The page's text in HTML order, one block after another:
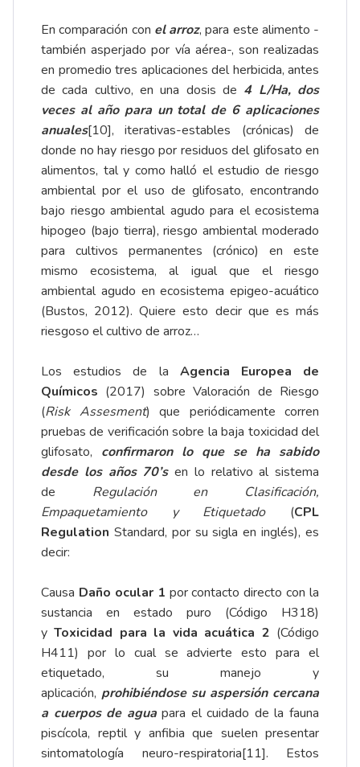
En comparación con el arroz, para este alimento -
también asperjado por vía aérea-, son realizadas
en promedio tres aplicaciones del herbicida, antes
de cada cultivo, en una dosis de 4 L/Ha, dos
veces al año para un total de 6 aplicaciones
anuales[10], iterativas-estables (crónicas) de
donde no hay riesgo por residuos del glifosato en
alimentos, tal y como halló el estudio de riesgo
ambiental por el uso de glifosato, encontrando
bajo riesgo ambiental agudo para el ecosistema
hipogeo (bajo tierra), riesgo ambiental moderado
para cultivos permanentes (crónico) en este
mismo ecosistema, al igual que el riesgo
ambiental agudo en ecosistema epigeo-acuático
(Bustos, 2012). Quiere esto decir que es más
riesgoso el cultivo de arroz…
Los estudios de la Agencia Europea de
Químicos (2017) sobre Valoración de Riesgo
(Risk Assesment) que periódicamente corren
pruebas de verificación sobre la baja toxicidad del
glifosato, confirmaron lo que se ha sabido
desde los años 70’sen lo relativo al sistema
de Regulación en Clasificación,
Empaquetamiento y Etiquetado(CPL
Regulation Standard, por su sigla en inglés), es
decir:
Causa Daño ocular 1 por contacto directo con la
sustancia en estado puro (Código H318)
yToxicidad para la vida acuática 2 (Código
H411) por lo cual se advierte esto para el
etiquetado, su manejo y
aplicación, prohibiéndose su aspersión cercana
a cuerpos de aguapara el cuidado de la fauna
piscícola, reptil y anfibia que suelen presentar
sintomatología neuro-respiratoria[11]. Estos